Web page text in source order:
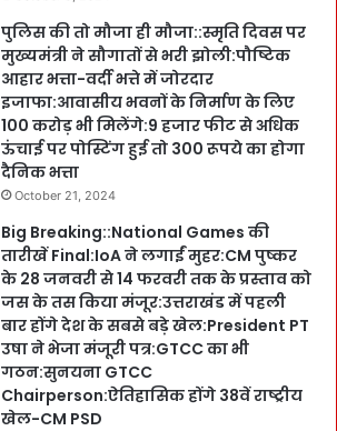
पुलिस की तो मौजा ही मौजा::स्मृति दिवस पर
मुख्यमंत्री ने सौगातों से भरी झोली:पौष्टिक
आहार भत्ता-वर्दी भत्ते में जोरदार
इजाफा:आवासीय भवनों के निर्माण के लिए
100 करोड़ भी मिलेंगे:9 हजार फीट से अधिक
ऊंचाई पर पोस्टिंग हुई तो 300 रूपये का होगा
दैनिक भत्ता
October 21, 2024
Big Breaking::National Games की
तारीखें Final:IoA ने लगाईं मुहर:CM पुष्कर
के 28 जनवरी से 14 फरवरी तक के प्रस्ताव को
जस के तस किया मंजूर:उत्तराखंड में पहली
बार होंगे देश के सबसे बड़े खेल:President PT
उषा ने भेजा मंजूरी पत्र:GTCC का भी
गठन:सुनयना GTCC
Chairperson:ऐतिहासिक होंगे 38वें राष्ट्रीय
खेल-CM PSD